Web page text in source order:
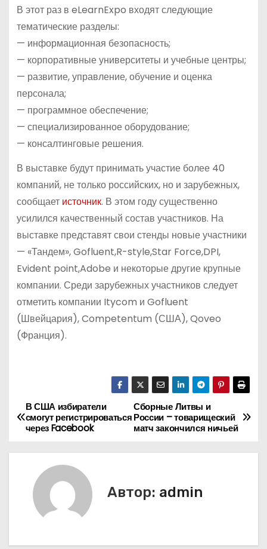
В этот раз в eLearnExpo входят следующие
тематические разделы:
— информационная безопасность;
— корпоративные университеты и учебные центры;
— развитие, управление, обучение и оценка
персонала;
— программное обеспечение;
— специализированное оборудование;
— консалтинговые решения.
В выставке будут принимать участие более 40
компаний, не только российских, но и зарубежных,
сообщает источник. В этом году существенно
усилился качественный состав участников. На
выставке представят свои стенды новые участники
— «Тандем», Gofluent,R-style,Star Force,DPI,
Evident point,Adobe и некоторые другие крупные
компании. Среди зарубежных участников следует
отметить компании Itycom и Gofluent
(Швейцария), Competentum (США), Qoveo
(Франция).
Н
Сборные Литвы и
России – товарищеский
матч закончился ничьей
В США избиратели
смогут регистрироваться
через Facebook
Автор: admin